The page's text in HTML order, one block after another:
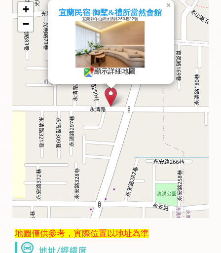
宜蘭民宿 御墅&禮所當然會館
宜蘭縣冬山鄉永清路250巷22號
顯示詳細地圖
×
+
−
地圖僅供參考，實際位置以地址為準